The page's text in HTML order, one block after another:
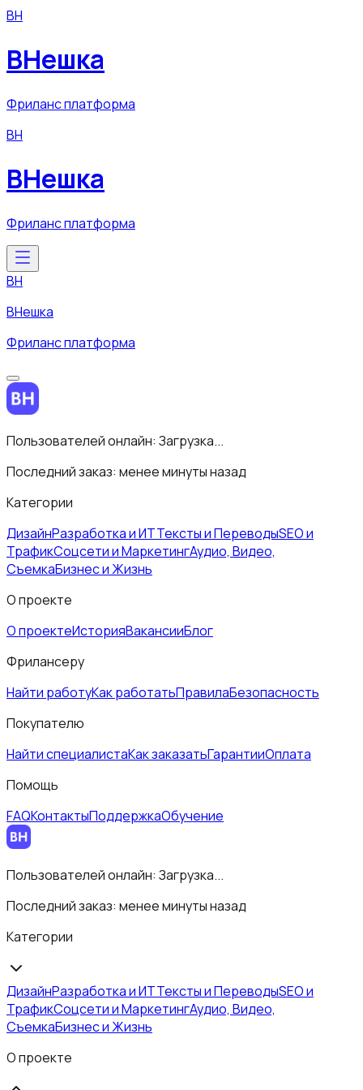
ВН
ВНешка
Фриланс платформа
ВН
ВНешка
Фриланс платформа
ВН
ВНешка
Фриланс платформа
Пользователей онлайн: Загрузка...
Последний заказ: менее минуты назад
Категории
ДизайнРазработка и ИТТексты и ПереводыSEO и
ТрафикСоцсети и МаркетингАудио, Видео,
СъемкаБизнес и Жизнь
О проекте
О проектеИсторияВакансииБлог
Фрилансеру
Найти работуКак работатьПравилаБезопасность
Покупателю
Найти специалистаКак заказатьГарантииОплата
Помощь
FAQКонтактыПоддержкаОбучение
Пользователей онлайн: Загрузка...
Последний заказ: менее минуты назад
Категории
ДизайнРазработка и ИТТексты и ПереводыSEO и
ТрафикСоцсети и МаркетингАудио, Видео,
СъемкаБизнес и Жизнь
О проекте